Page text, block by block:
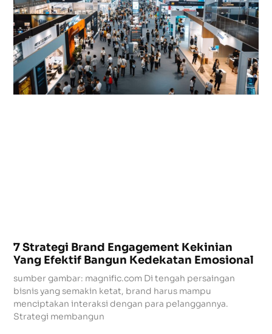
7 Strategi Brand Engagement Kekinian
Yang Efektif Bangun Kedekatan Emosional
sumber gambar: magnific.com Di tengah persaingan
bisnis yang semakin ketat, brand harus mampu
menciptakan interaksi dengan para pelanggannya.
Strategi membangun